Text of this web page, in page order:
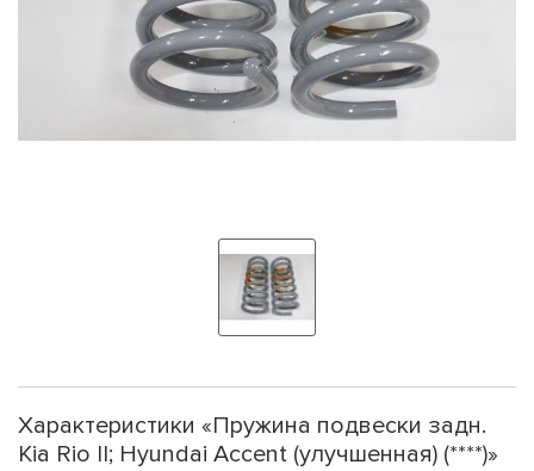
Характеристики «Пружина подвески задн.
Kia Rio II; Hyundai Accent (улучшенная) (****)»